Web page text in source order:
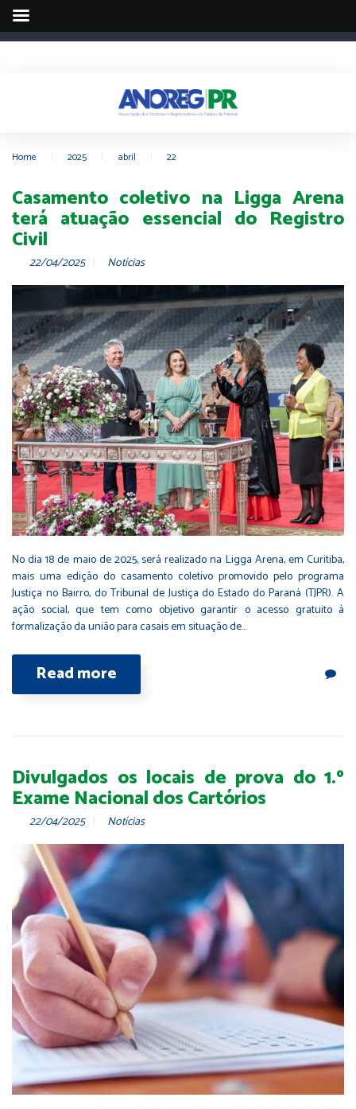
Home 2025 abril 22
Casamento coletivo na Ligga Arena
terá atuação essencial do Registro
Civil
22/04/2025 Notícias
No dia 18 de maio de 2025, será realizado na Ligga Arena, em Curitiba,
mais uma edição do casamento coletivo promovido pelo programa
Justiça no Bairro, do Tribunal de Justiça do Estado do Paraná (TJPR). A
ação social, que tem como objetivo garantir o acesso gratuito à
formalização da união para casais em situação de…
Read more
Divulgados os locais de prova do 1.º
Exame Nacional dos Cartórios
22/04/2025 Notícias